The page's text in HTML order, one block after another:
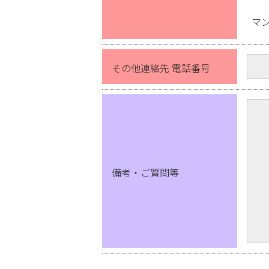
マ
その他連絡先 電話番号
備考・ご質問等